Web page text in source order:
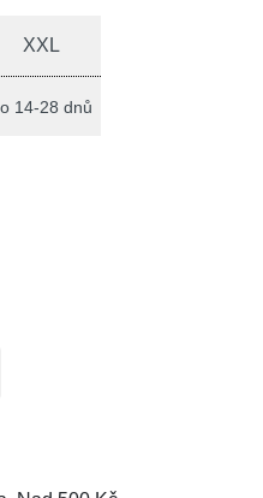
XXL
14-28 dnů